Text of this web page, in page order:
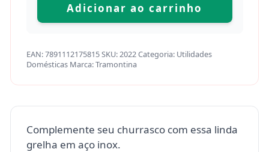
Adicionar ao carrinho
EAN:7891112175815SKU:2022Categoria: Utilidades
Domésticas Marca:Tramontina
Complemente seu churrasco com essa linda
grelha em aço inox.